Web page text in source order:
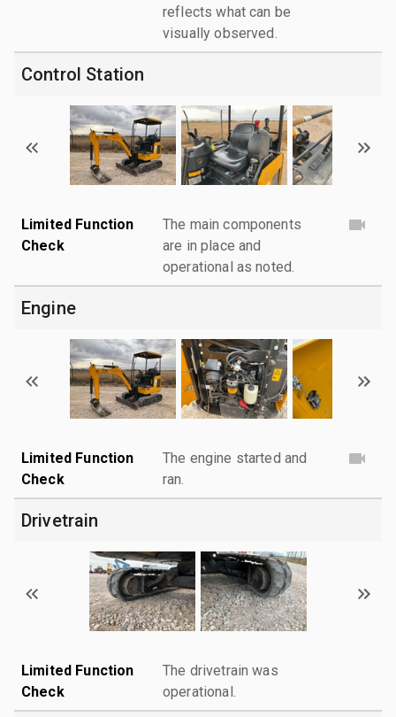
reflects what can be
visually observed.
Control Station
Limited Function
Check
The main components
are in place and
operational as noted.
Engine
Limited Function
Check
The engine started and
ran.
Drivetrain
Limited Function
Check
The drivetrain was
operational.